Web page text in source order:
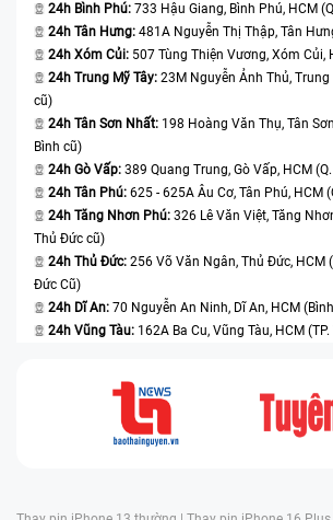
Màn hình chịu ảnh hưởng từ bên ngoài
Màn hình laptop Asus X541 chịu sự ảnh
khói bụi, bị chèn ép khi để trong balo, độ ẩm
nặng trên bề mặt laptop hoặc là bị rơi rớt, va
làm cho màn hình laptop xuất hiện lỗi, hư
nguyên nhân khiến cho màn hình bị ẩm mốc,
Asus X541 của bạn hư hỏng. Điều bạn cần làm
trung tâm sửa chữa uy tín để kiểm tra, xác định
thể bạn cần phải thay màn hình laptop Asus
24h Bình Phú: 733 Hậu Giang, Bình Phú, HCM
24h Tân Hưng: 481A Nguyễn Thị Thập, Tân
24h Xóm Củi: 507 Tùng Thiện Vương, Xóm Củi,
24h Trung Mỹ Tây: 23M Nguyễn Ảnh Thủ, Trung
cũ)
24h Tân Sơn Nhất: 198 Hoàng Văn Thụ, Tân
Bình cũ)
24h Gò Vấp: 389 Quang Trung, Gò Vấp, HCM
24h Tân Phú: 625 - 625A Âu Cơ, Tân Phú, HCM
24h Tăng Nhơn Phú: 326 Lê Văn Việt, Tăng
Thủ Đức cũ)
24h Thủ Đức: 256 Võ Văn Ngân, Thủ Đức, HCM
Đức Cũ)
24h Dĩ An: 70 Nguyễn An Ninh, Dĩ An, HCM
24h Vũng Tàu: 162A Ba Cu, Vũng Tàu, HCM